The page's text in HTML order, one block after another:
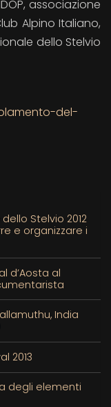
associazione
Alpino Italiano,
dello Stelvio
del-
Stelvio 2012
e organizzare i
d’Aosta al
India
2013
degli elementi